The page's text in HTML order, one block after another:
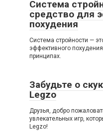
Система
средство для
похудения
Система стройности —
эффективного
принципах.
Забудьте о
Legzo
Друзья, добро
увлекательных игр,
Legzo!